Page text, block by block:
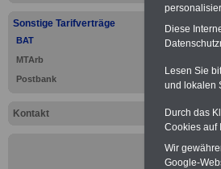
Sonstige Tarifverträge
BAT
MTArb
Postbank
Kontakt
.
Diese
Lesen Sie
und lokalen
Durch das
Cookies auf
Wir
Google-